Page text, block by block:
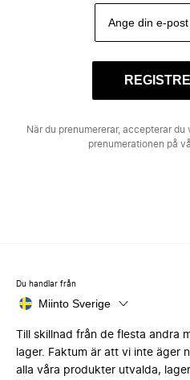
När du prenumererar, accepterar du
prenumerationen på
Du handlar från
Miinto Sverige
Till skillnad från de flesta andra
lager. Faktum är att vi inte äger
alla våra produkter utvalda,